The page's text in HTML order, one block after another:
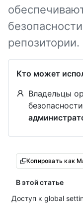
репозитории.
Кто может
Владельцы
Копировать как
В этой статье
Доступ к global